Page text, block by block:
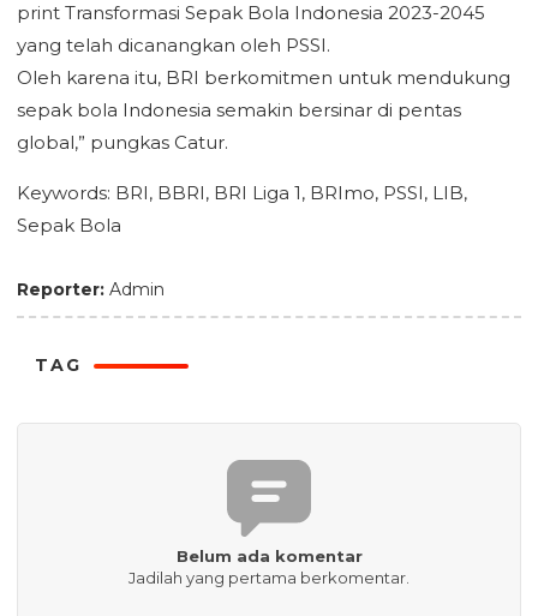
print Transformasi Sepak Bola Indonesia 2023-2045
yang telah dicanangkan oleh PSSI.
Oleh karena itu, BRI berkomitmen untuk mendukung
sepak bola Indonesia semakin bersinar di pentas
global,” pungkas Catur.
Keywords: BRI, BBRI, BRI Liga 1, BRImo, PSSI, LIB,
Sepak Bola
Reporter: Admin
TAG
Belum ada komentar
Jadilah yang pertama berkomentar.